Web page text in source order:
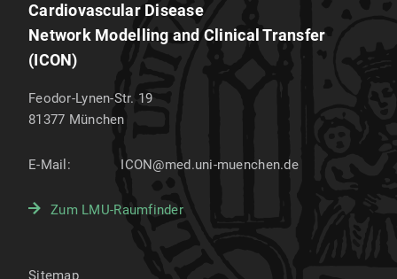
Cardiovascular Disease
Network Modelling and Clinical Transfer
(ICON)
Feodor-Lynen-Str. 19
81377 München
E-Mail: ICON@med.uni-muenchen.de
Zum LMU-Raumfinder
Sitemap